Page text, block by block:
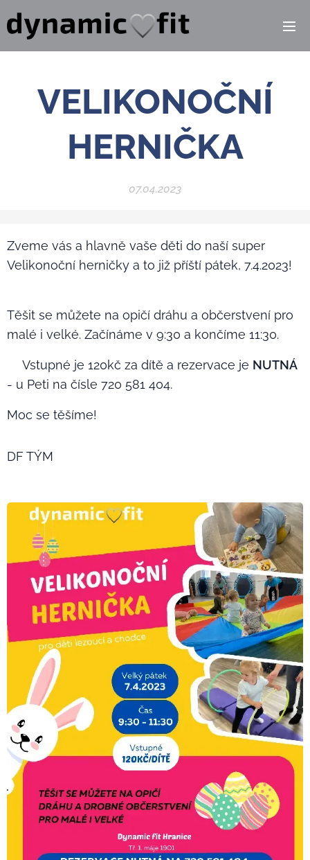
VELIKONOČNÍ
HERNIČKA
07.04.2023
Zveme vás a hlavně vaše děti do naší super
Velikonoční herničky a to již příští pátek, 7.4.2023!
Těšit se můžete na opičí dráhu a občerstvení pro
malé i velké. Začínáme v 9:30 a končíme 11:30.🤩
👉🏼Vstupné je 120kč za dítě a rezervace je NUTNÁ
- u Peti na čísle 720 581 404.❗️
Moc se těšíme!
DF TÝM